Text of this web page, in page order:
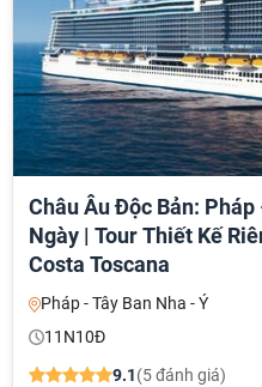
Châu Âu Độc Bản: Pháp
Ngày | Tour Thiết Kế
Costa Toscana
Pháp - Tây Ban Nha - Ý
11N10Đ
9.1(5 đánh giá)